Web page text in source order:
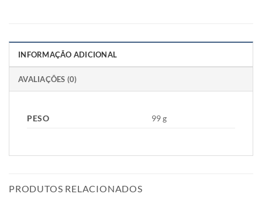
INFORMAÇÃO ADICIONAL
AVALIAÇÕES (0)
PESO 99 g
PRODUTOS RELACIONADOS